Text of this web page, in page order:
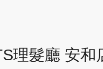
理髮廳 安和